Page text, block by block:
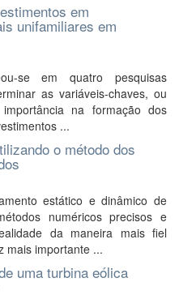
em
unifamiliares em
se em quatro pesquisas
as variáveis-chaves, ou
na formação dos
...
o método dos
estático e dinâmico de
numéricos precisos e
da maneira mais fiel
mais importante ...
uma turbina eólica